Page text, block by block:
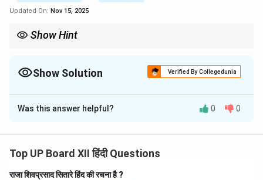
Updated On: Nov 15, 2025
Show Hint
Show Solution Verified By Collegedunia
Solution and Explanation
धातु:मन् (सोचना, बुद्धि)
जोड़ा गया है। इसका अर्थ 'जिसमें बुद्धि हो' होता है।
Was this answer helpful? 0 0
Top UP Board XII हिंदी Questions
राजा शिवप्रसाद सितारे हिंद की रचना है ?